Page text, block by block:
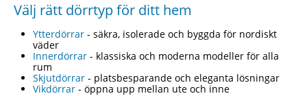
Välj rätt dörrtyp för ditt hem
Ytterdörrar - säkra, isolerade och byggda för nordiskt
väder
Innerdörrar - klassiska och moderna modeller för alla
rum
Skjutdörrar - platsbesparande och eleganta lösningar
Vikdörrar - öppna upp mellan ute och inne